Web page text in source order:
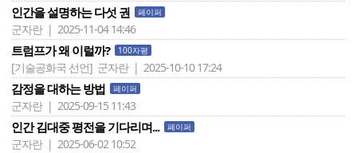
인간을 설명하는 다섯 권 페이퍼
군자란 | 2025-11-04 14:46
트럼프가 왜 이럴까? 100자평
[기술공화국 선언] 군자란 | 2025-10-10 17:24
감정을 대하는 방법 페이퍼
군자란 | 2025-09-15 11:43
인간 김대중 평전을 기다리며... 페이퍼
군자란 | 2025-06-02 10:52